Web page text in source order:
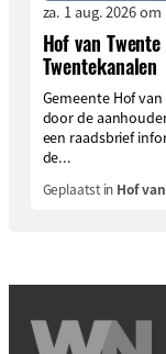
za. 1 aug. 2026 om
Hof van
Twentekanalen
Gemeente Hof
door de
een raadsbrief
de...
Geplaatst in Hof